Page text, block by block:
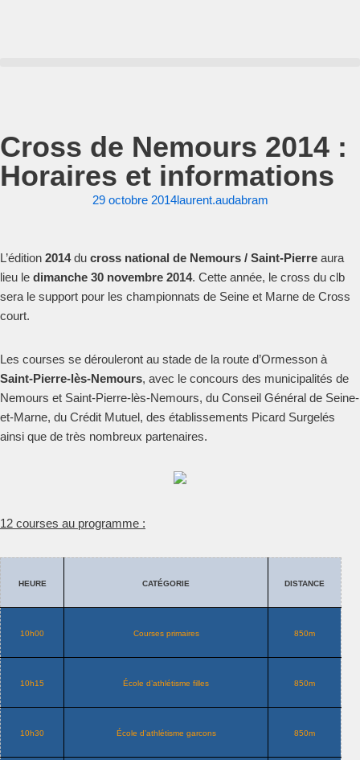
Cross de Nemours 2014 :
Horaires et informations
29 octobre 2014laurent.audabram
L’édition 2014du cross national de Nemours / Saint-Pierre aura
lieu le dimanche 30 novembre 2014. Cette année, le cross du clb
sera le support pour les championnats de Seine et Marne de Cross
court.
Les courses se dérouleront au stade de la route d’Ormesson à
Saint-Pierre-lès-Nemours, avec le concours des municipalités de
Nemours et Saint-Pierre-lès-Nemours, du Conseil Général de Seine-
et-Marne, du Crédit Mutuel, des établissements Picard Surgelés
ainsi que de très nombreux partenaires.
12 courses au programme :
HEURE CATÉGORIE DISTANCE
10h00 Courses primaires 850m
10h15 École d’athlétisme filles 850m
10h30 École d’athlétisme garcons 850m